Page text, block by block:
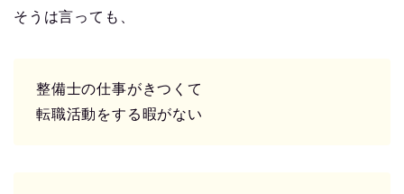
そうは言っても、
整備士の仕事がきつくて
転職活動をする暇がない